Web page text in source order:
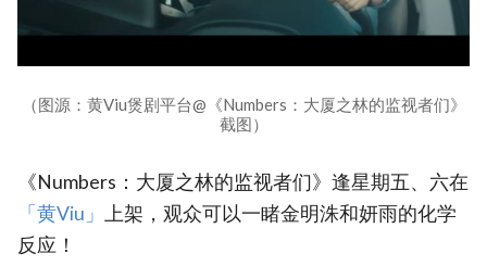
（图源：黄Viu煲剧平台@《Numbers：大厦之林的监视者们》
截图）
《Numbers：大厦之林的监视者们》逢星期五、六在
「黄Viu」
上架，观众可以一睹金明洙和妍雨的化学
反应！